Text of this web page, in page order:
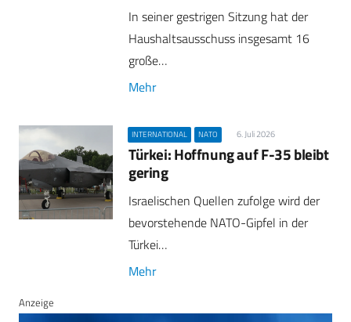
In seiner gestrigen Sitzung hat der
Haushaltsausschuss insgesamt 16
große…
Mehr
INTERNATIONAL NATO 6. Juli 2026
Türkei: Hoffnung auf F-35 bleibt
gering
Israelischen Quellen zufolge wird der
bevorstehende NATO-Gipfel in der
Türkei…
Mehr
Anzeige